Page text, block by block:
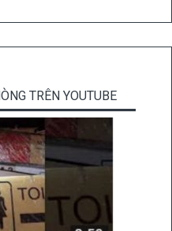
TRÊN YOUTUBE